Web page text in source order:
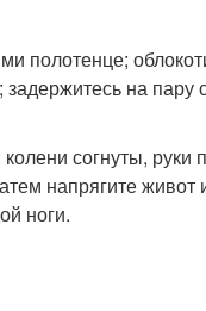
полотенце;
на пару
согнуты, руки
напрягите
ноги.